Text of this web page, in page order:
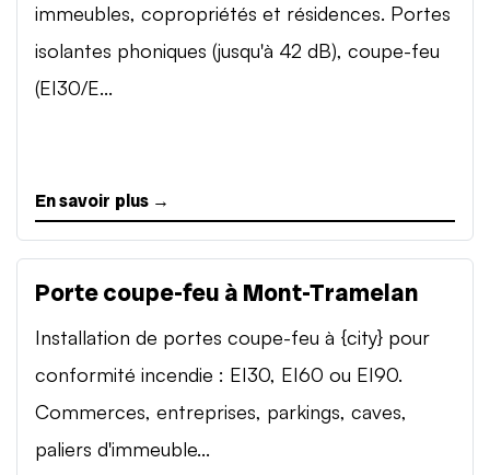
immeubles, copropriétés et résidences. Portes
isolantes phoniques (jusqu'à 42 dB), coupe-feu
(EI30/E...
En savoir plus →
Porte coupe-feu à Mont-Tramelan
Installation de portes coupe-feu à {city} pour
conformité incendie : EI30, EI60 ou EI90.
Commerces, entreprises, parkings, caves,
paliers d'immeuble...